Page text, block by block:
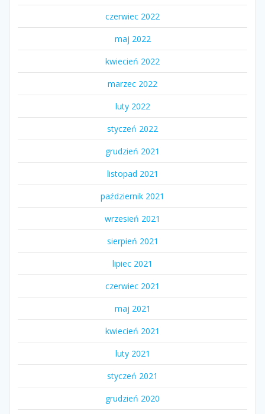
czerwiec 2022
maj 2022
kwiecień 2022
marzec 2022
luty 2022
styczeń 2022
grudzień 2021
listopad 2021
październik 2021
wrzesień 2021
sierpień 2021
lipiec 2021
czerwiec 2021
maj 2021
kwiecień 2021
luty 2021
styczeń 2021
grudzień 2020